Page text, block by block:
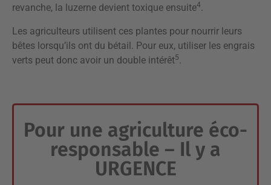
revanche, la luzerne devient toxique ensuite4.
Les agriculteurs utilisent ces plantes pour nourrir leurs
bêtes lorsqu’ils ont du bétail. Pour eux, utiliser les engrais
verts peut donc avoir un double intérêt5.
Pour une agriculture éco-
responsable – Il y a
URGENCE